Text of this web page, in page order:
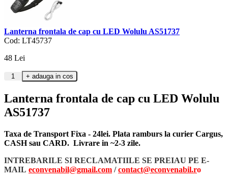
Lanterna frontala de cap cu LED Wolulu AS51737
Cod: LT45737
48 Lei
Lanterna frontala de cap cu LED Wolulu
AS51737
Taxa de Transport Fixa - 24lei. Plata ramburs la curier Cargus,
CASH sau CARD. Livrare in ~2-3 zile.
INTREBARILE SI RECLAMATIILE SE PREIAU PE E-
MAIL econvenabil@gmail.com /contact@econvenabil.ro